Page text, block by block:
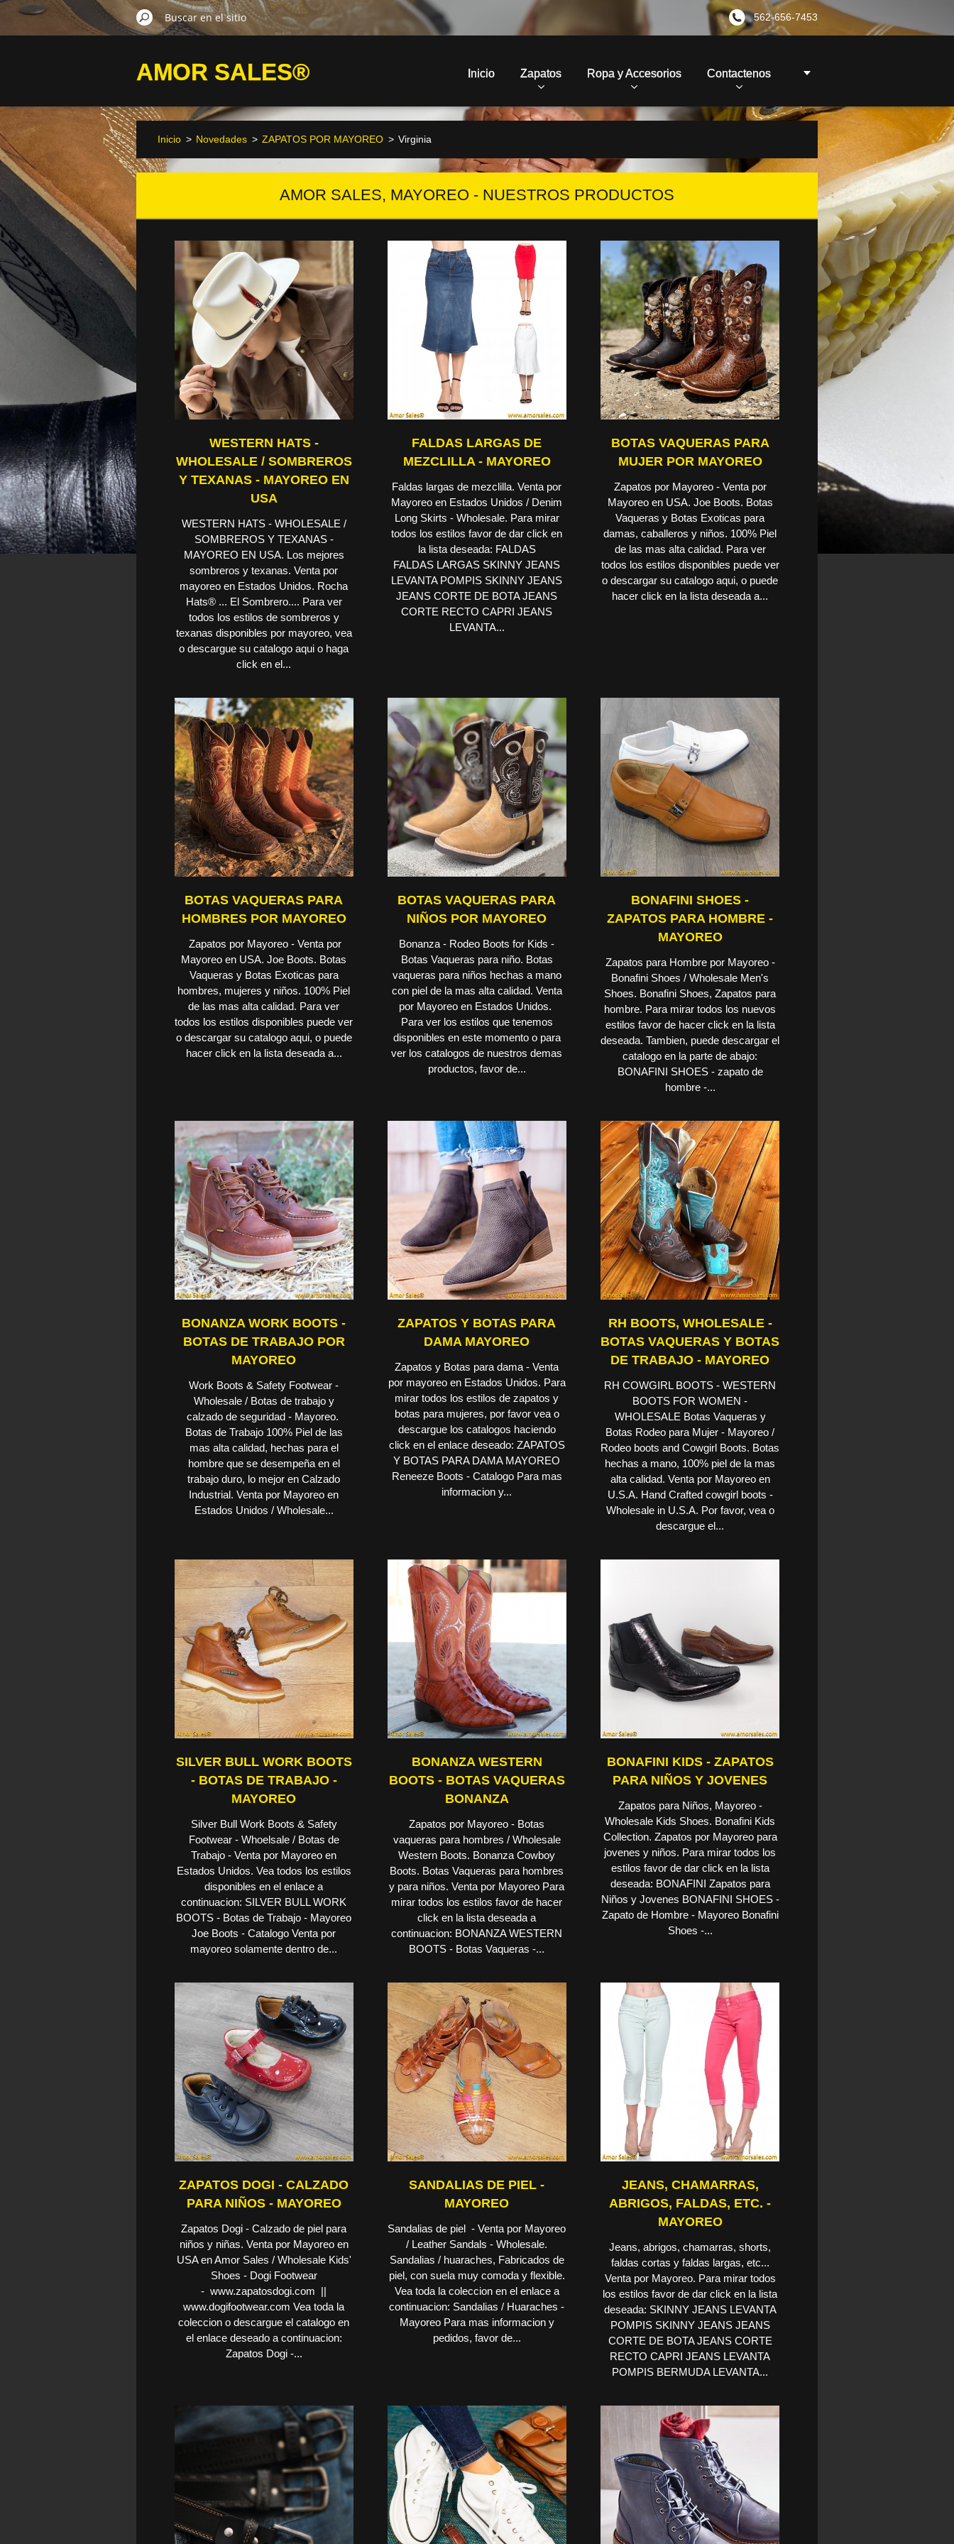
562-656-7453
AMOR SALES® Inicio Zapatos Ropa y Accesorios Contactenos
Inicio > Novedades > ZAPATOS POR MAYOREO > Virginia
AMOR SALES, MAYOREO - NUESTROS PRODUCTOS
WESTERN HATS -
WHOLESALE / SOMBREROS
Y TEXANAS - MAYOREO EN
USA
WESTERN HATS - WHOLESALE /
SOMBREROS Y TEXANAS -
MAYOREO EN USA. Los mejores
sombreros y texanas. Venta por
mayoreo en Estados Unidos. Rocha
Hats® ... El Sombrero.... Para ver
todos los estilos de sombreros y
texanas disponibles por mayoreo, vea
o descargue su catalogo aqui o haga
click en el...
FALDAS LARGAS DE
MEZCLILLA - MAYOREO
Faldas largas de mezclilla. Venta por
Mayoreo en Estados Unidos / Denim
Long Skirts - Wholesale. Para mirar
todos los estilos favor de dar click en
la lista deseada: FALDAS
FALDAS LARGAS SKINNY JEANS
LEVANTA POMPIS SKINNY JEANS
JEANS CORTE DE BOTA JEANS
CORTE RECTO CAPRI JEANS
LEVANTA...
BOTAS VAQUERAS PARA
MUJER POR MAYOREO
Zapatos por Mayoreo - Venta por
Mayoreo en USA. Joe Boots. Botas
Vaqueras y Botas Exoticas para
damas, caballeros y niños. 100% Piel
de las mas alta calidad. Para ver
todos los estilos disponibles puede ver
o descargar su catalogo aqui, o puede
hacer click en la lista deseada a...
BOTAS VAQUERAS PARA
HOMBRES POR MAYOREO
Zapatos por Mayoreo - Venta por
Mayoreo en USA. Joe Boots. Botas
Vaqueras y Botas Exoticas para
hombres, mujeres y niños. 100% Piel
de las mas alta calidad. Para ver
todos los estilos disponibles puede ver
o descargar su catalogo aqui, o puede
hacer click en la lista deseada a...
BOTAS VAQUERAS PARA
NIÑOS POR MAYOREO
Bonanza - Rodeo Boots for Kids -
Botas Vaqueras para niño. Botas
vaqueras para niños hechas a mano
con piel de la mas alta calidad. Venta
por Mayoreo en Estados Unidos.
Para ver los estilos que tenemos
disponibles en este momento o para
ver los catalogos de nuestros demas
productos, favor de...
BONAFINI SHOES -
ZAPATOS PARA HOMBRE -
MAYOREO
Zapatos para Hombre por Mayoreo -
Bonafini Shoes / Wholesale Men's
Shoes. Bonafini Shoes, Zapatos para
hombre. Para mirar todos los nuevos
estilos favor de hacer click en la lista
deseada. Tambien, puede descargar el
catalogo en la parte de abajo:
BONAFINI SHOES - zapato de
hombre -...
BONANZA WORK BOOTS -
BOTAS DE TRABAJO POR
MAYOREO
Work Boots & Safety Footwear -
Wholesale / Botas de trabajo y
calzado de seguridad - Mayoreo.
Botas de Trabajo 100% Piel de las
mas alta calidad, hechas para el
hombre que se desempeña en el
trabajo duro, lo mejor en Calzado
Industrial. Venta por Mayoreo en
Estados Unidos / Wholesale...
ZAPATOS Y BOTAS PARA
DAMA MAYOREO
Zapatos y Botas para dama - Venta
por mayoreo en Estados Unidos. Para
mirar todos los estilos de zapatos y
botas para mujeres, por favor vea o
descargue los catalogos haciendo
click en el enlace deseado: ZAPATOS
Y BOTAS PARA DAMA MAYOREO
Reneeze Boots - Catalogo Para mas
informacion y...
RH BOOTS, WHOLESALE -
BOTAS VAQUERAS Y BOTAS
DE TRABAJO - MAYOREO
RH COWGIRL BOOTS - WESTERN
BOOTS FOR WOMEN -
WHOLESALE Botas Vaqueras y
Botas Rodeo para Mujer - Mayoreo /
Rodeo boots and Cowgirl Boots. Botas
hechas a mano, 100% piel de la mas
alta calidad. Venta por Mayoreo en
U.S.A. Hand Crafted cowgirl boots -
Wholesale in U.S.A. Por favor, vea o
descargue el...
SILVER BULL WORK BOOTS
- BOTAS DE TRABAJO -
MAYOREO
Silver Bull Work Boots & Safety
Footwear - Whoelsale / Botas de
Trabajo - Venta por Mayoreo en
Estados Unidos. Vea todos los estilos
disponibles en el enlace a
continuacion: SILVER BULL WORK
BOOTS - Botas de Trabajo - Mayoreo
Joe Boots - Catalogo Venta por
mayoreo solamente dentro de...
BONANZA WESTERN
BOOTS - BOTAS VAQUERAS
BONANZA
Zapatos por Mayoreo - Botas
vaqueras para hombres / Wholesale
Western Boots. Bonanza Cowboy
Boots. Botas Vaqueras para hombres
y para niños. Venta por Mayoreo Para
mirar todos los estilos favor de hacer
click en la lista deseada a
continuacion: BONANZA WESTERN
BOOTS - Botas Vaqueras -...
BONAFINI KIDS - ZAPATOS
PARA NIÑOS Y JOVENES
Zapatos para Niños, Mayoreo -
Wholesale Kids Shoes. Bonafini Kids
Collection. Zapatos por Mayoreo para
jovenes y niños. Para mirar todos los
estilos favor de dar click en la lista
deseada: BONAFINI Zapatos para
Niños y Jovenes BONAFINI SHOES -
Zapato de Hombre - Mayoreo Bonafini
Shoes -...
ZAPATOS DOGI - CALZADO
PARA NIÑOS - MAYOREO
Zapatos Dogi - Calzado de piel para
niños y niñas. Venta por Mayoreo en
USA en Amor Sales / Wholesale Kids'
Shoes - Dogi Footwear
- www.zapatosdogi.com ||
www.dogifootwear.com Vea toda la
coleccion o descargue el catalogo en
el enlace deseado a continuacion:
Zapatos Dogi -...
SANDALIAS DE PIEL -
MAYOREO
Sandalias de piel - Venta por Mayoreo
/ Leather Sandals - Wholesale.
Sandalias / huaraches, Fabricados de
piel, con suela muy comoda y flexible.
Vea toda la coleccion en el enlace a
continuacion: Sandalias / Huaraches -
Mayoreo Para mas informacion y
pedidos, favor de...
JEANS, CHAMARRAS,
ABRIGOS, FALDAS, ETC. -
MAYOREO
Jeans, abrigos, chamarras, shorts,
faldas cortas y faldas largas, etc...
Venta por Mayoreo. Para mirar todos
los estilos favor de dar click en la lista
deseada: SKINNY JEANS LEVANTA
POMPIS SKINNY JEANS JEANS
CORTE DE BOTA JEANS CORTE
RECTO CAPRI JEANS LEVANTA
POMPIS BERMUDA LEVANTA...